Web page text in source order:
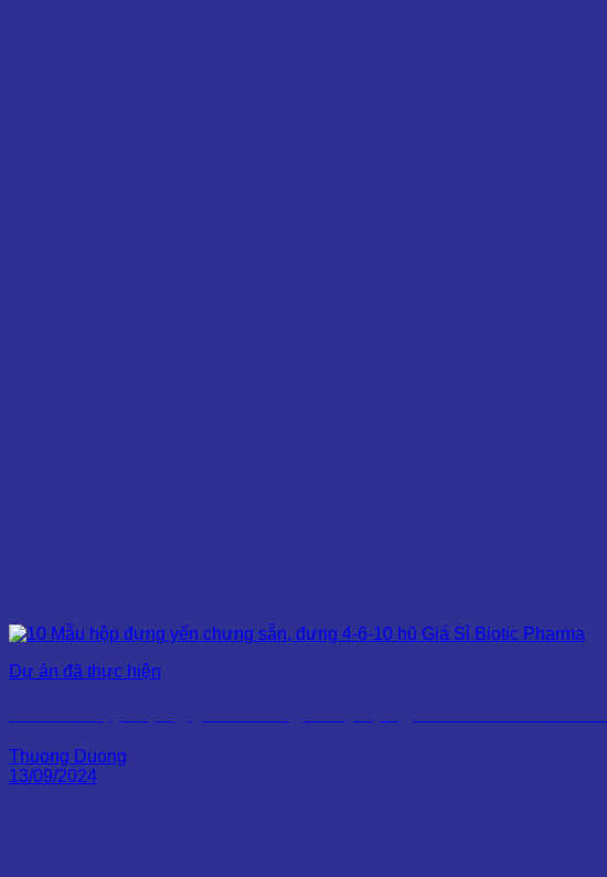
Dự án đã thực hiện
Thuong Duong
13/09/2024